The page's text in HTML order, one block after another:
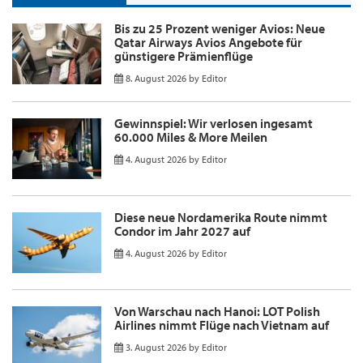
Bis zu 25 Prozent weniger Avios: Neue
Qatar Airways Avios Angebote für
günstigere Prämienflüge
8. August 2026 by Editor
Gewinnspiel: Wir verlosen ingesamt
60.000 Miles & More Meilen
4. August 2026 by Editor
Diese neue Nordamerika Route nimmt
Condor im Jahr 2027 auf
4. August 2026 by Editor
Von Warschau nach Hanoi: LOT Polish
Airlines nimmt Flüge nach Vietnam auf
3. August 2026 by Editor